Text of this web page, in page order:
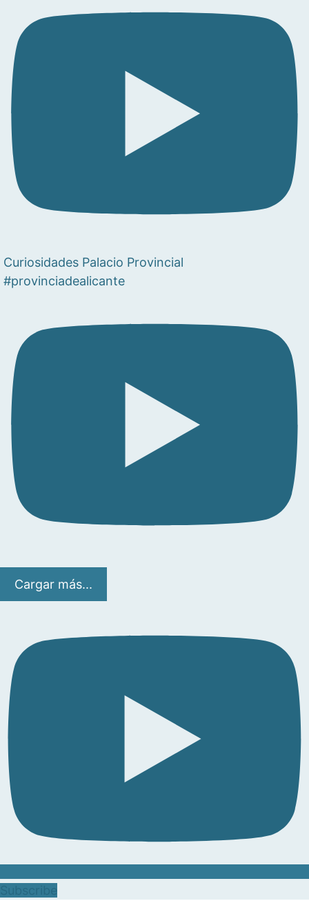
Curiosidades Palacio Provincial
#provinciadealicante
Cargar más...